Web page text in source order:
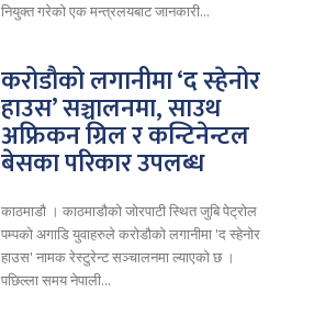
नियुक्त गरेको एक मन्त्रलयबाट जानकारी...
करोडौको लगानीमा ‘द स्हेनोर
हाउस’ सञ्चालनमा, साउथ
अफ्रिकन ग्रिल र कन्टिनेन्टल
बेसका परिकार उपलब्ध
काठमाडौ । काठमाडौको जोरपाटी स्थित जुबि पेट्रोल
पम्पको अगाडि युवाहरुले करोडौको लगानीमा 'द स्हेनोर
हाउस' नामक रेस्टुरेन्ट सञ्चालनमा ल्याएको छ ।
पछिल्ला समय नेपाली...